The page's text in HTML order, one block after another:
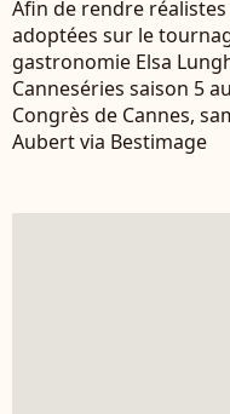
Afin de rendre
adoptées sur le
gastronomie Elsa
Canneséries saison 5
Congrès de Cannes,
Aubert via Bestimage